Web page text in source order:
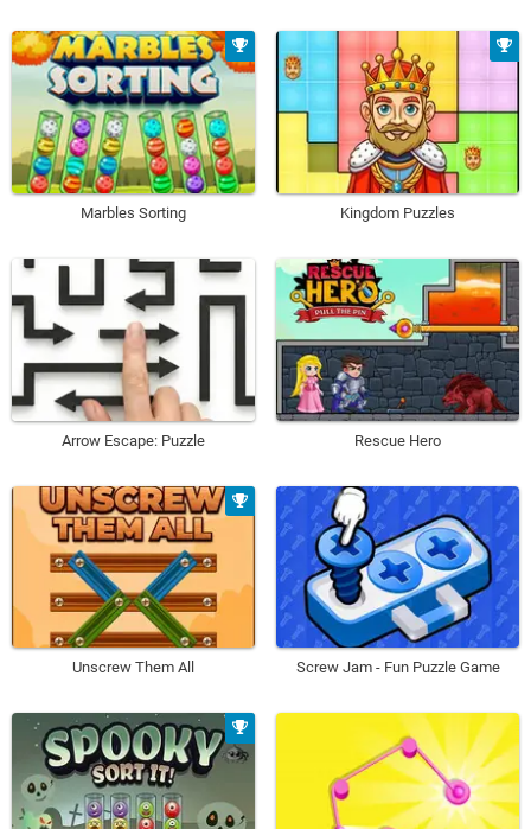
Marbles Sorting Kingdom Puzzles
Arrow Escape: Puzzle Rescue Hero
Unscrew Them All Screw Jam - Fun Puzzle Game